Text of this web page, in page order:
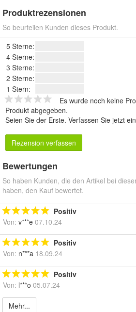
Produktrezensionen
So beurteilen Kunden dieses Produkt.
5 Sterne:
4 Sterne:
3 Sterne:
2 Sterne:
1 Stern:
Es wurde noch keine
Produkt abgegeben.
Seien Sie der Erste. Verfassen Sie jetzt
Rezension verfassen
Bewertungen
So haben Kunden, die den Artikel bei
haben, den Kauf bewertet.
Positiv
Von: v***e 07.10.24
Positiv
Von: n***a 18.09.24
Positiv
Von: l***o 05.07.24
Mehr...